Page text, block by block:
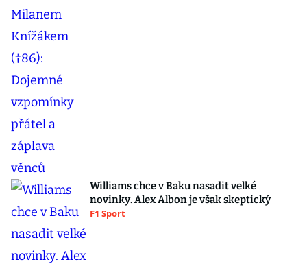
Williams chce v Baku nasadit velké
novinky. Alex Albon je však skeptický
F1 Sport